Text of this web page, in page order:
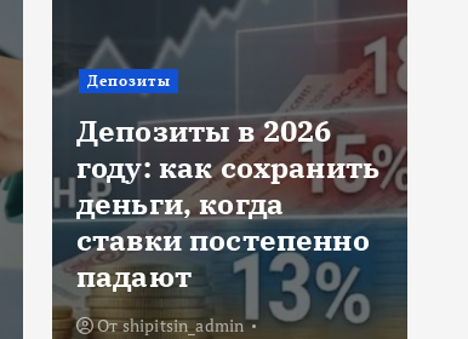
Депозиты
Депозиты в 2026
году: как сохранить
деньги, когда
ставки постепенно
падают
Отshipitsin_admin